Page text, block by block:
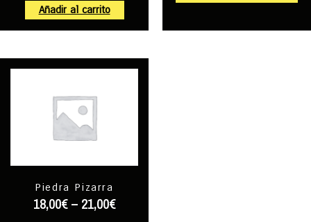
Añadir al carrito
Piedra Pizarra
18,00€– 21,00€